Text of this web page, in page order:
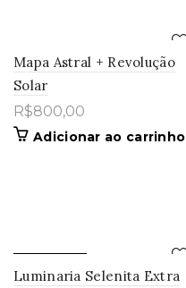
Mapa Astral + Revolução
Solar
R$800,00
Adicionar ao carrinho
Luminaria Selenita Extra